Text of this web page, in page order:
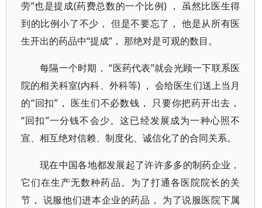
劳”也是提成(药费总数的一个比例) ， 虽然比医生得
到的比例小了不少， 但是不要忘了， 他是从所有医
生开出的药品中“提成”， 那绝对是可观的数目。
每隔一个时期， “医药代表”就会光顾一下联系医
院的相关科室(内科、外科等) ， 会给医生们送上当月
的“回扣”， 医生们不必数钱， 只要你把药开出去，
“回扣”一分钱不会少。这已经发展成为一种心照不
宣、相互绝对信赖、制度化、诚信化了的合同关系。
现在中国各地都发展起了许许多多的制药企业，
它们在生产无数种药品。为了打通各医院院长的关
节， 说服他们进本企业的药品， 为了说服医院下属